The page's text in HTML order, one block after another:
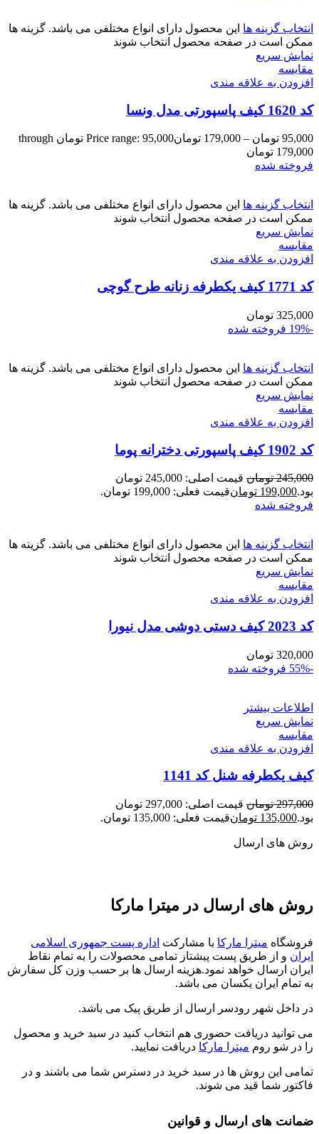
انتخاب گزینه ها این محصول دارای انواع مختلفی می باشد. گزینه ها
ممکن است در صفحه محصول انتخاب شوند
نمایش سریع
مقايسه
افزودن به علاقه مندی
کد 1620 کیف پاسپورتی مدل ونسا
95,000 تومان –
179,000 تومان
Price range: 95,000 تومان through
179,000 تومان
فروخته شده
انتخاب گزینه ها این محصول دارای انواع مختلفی می باشد. گزینه ها
ممکن است در صفحه محصول انتخاب شوند
نمایش سریع
مقايسه
افزودن به علاقه مندی
کد 1771 کیف یکطرفه زنانه طرح گوچی
325,000 تومان
-19%
فروخته شده
انتخاب گزینه ها این محصول دارای انواع مختلفی می باشد. گزینه ها
ممکن است در صفحه محصول انتخاب شوند
نمایش سریع
مقايسه
افزودن به علاقه مندی
کد 1902 کیف پاسپورتی دخترانه پوما
245,000 تومان
قیمت اصلی: 245,000 تومان
بود.199,000 تومانقیمت فعلی: 199,000 تومان.
فروخته شده
انتخاب گزینه ها این محصول دارای انواع مختلفی می باشد. گزینه ها
ممکن است در صفحه محصول انتخاب شوند
نمایش سریع
مقايسه
افزودن به علاقه مندی
کد 2023 کیف دستی دوشی مدل نیورا
320,000 تومان
-55%
فروخته شده
اطلاعات بیشتر
نمایش سریع
مقايسه
افزودن به علاقه مندی
کیف یکطرفه شنل کد 1141
297,000 تومان
قیمت اصلی: 297,000 تومان
بود.135,000 تومانقیمت فعلی: 135,000 تومان.
روش های ارسال
روش های ارسال در میترا مارکا
فروشگاه میترا مارکا با مشارکت اداره پست جمهوری اسلامی
ایران و از طریق پست پیشتاز تمامی محصولات را به تمام نقاط
ایران ارسال خواهد نمود.هزینه ارسال ها بر حسب وزن کل سفارش
به تمام ایران یکسان می باشد.
در داخل شهر رودسر ارسال از طریق پیک می باشد.
می توانید دریافت حضوری هم انتخاب کنید در سبد خرید و محصول
را در شو روم میترا مارکا دریافت نمایید.
تمامی این روش ها در سبد خرید در دسترس شما می باشند و در
فاکتور شما قید می شوند.
ضمانت های ارسال و قوانین